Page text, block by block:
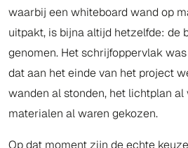
waarbij een whiteboard wand op
uitpakt, is bijna altijd hetzelfde: de
genomen. Het schrijfoppervlak
dat aan het einde van het project
wanden al stonden, het lichtplan al
materialen al waren gekozen.
Op dat moment zijn de echte